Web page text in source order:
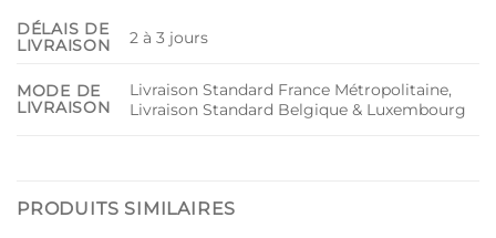
DÉLAIS DE
LIVRAISON
2 à 3 jours
MODE DE
LIVRAISON
Livraison Standard France Métropolitaine,
Livraison Standard Belgique & Luxembourg
PRODUITS SIMILAIRES